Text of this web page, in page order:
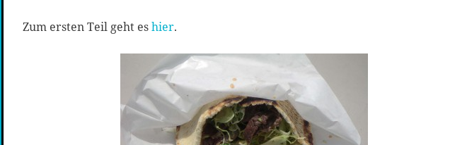
Zum ersten Teil geht eshier.